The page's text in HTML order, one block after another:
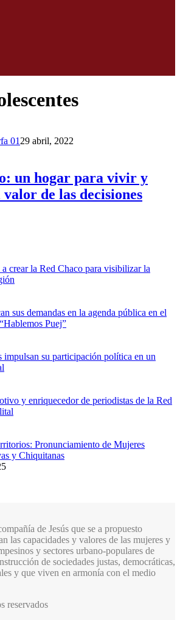
01 29 abril, 2022
un hogar para vivir y
de las decisiones
a crear la Red Chaco para visibilizar la
sus demandas en la agenda pública en el
Puej”
impulsan su participación política en un
y enriquecedor de periodistas de la Red
Pronunciamiento de Mujeres
y Chiquitanas
de Jesús que se a propuesto
las capacidades y valores de las mujeres y
y sectores urbano-populares de
de sociedades justas, democráticas,
y que viven en armonía con el medio
reservados